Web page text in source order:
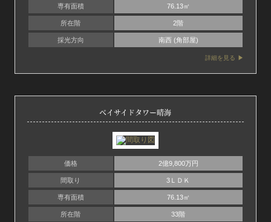
専有面積 76.13㎡
所在階 2階
採光方向 南西 (角部屋)
詳細を見る
ベイサイドタワー晴海
価格 2億9,800万円
間取り 3ＬＤＫ
専有面積 76.13㎡
所在階 33階